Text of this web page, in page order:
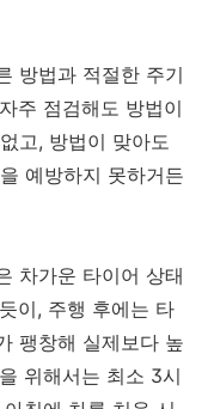
방법과 적절한 주기
주 점검해도 방법이
고, 방법이 맞아도
예방하지 못하거든
차가운 타이어 상태
이, 주행 후에는 타
팽창해 실제보다 높
위해서는 최소 3시